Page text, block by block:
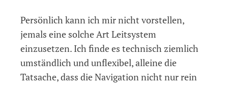
Persönlich kann ich mir nicht vorstellen,
jemals eine solche Art Leitsystem
einzusetzen. Ich finde es technisch ziemlich
umständlich und unflexibel, alleine die
Tatsache, dass die Navigation nicht nur rein